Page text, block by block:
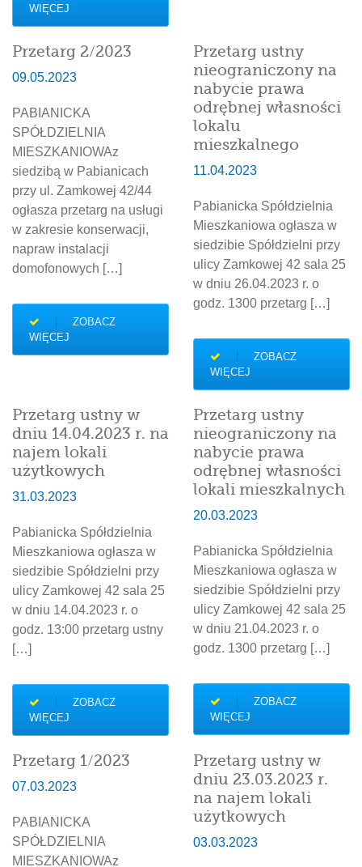
WIĘCEJ
Przetarg 2/2023
09.05.2023
PABIANICKA
SPÓŁDZIELNIA
MIESZKANIOWAz
siedzibą w Pabianicach
przy ul. Zamkowej 42/44
ogłasza przetarg na usługi
w zakresie konserwacji,
napraw instalacji
domofonowych […]
ZOBACZ
WIĘCEJ
Przetarg ustny
nieograniczony na
nabycie prawa
odrębnej własności
lokalu
mieszkalnego
11.04.2023
Pabianicka Spółdzielnia
Mieszkaniowa ogłasza w
siedzibie Spółdzielni przy
ulicy Zamkowej 42 sala 25
w dniu 26.04.2023 r. o
godz. 1300 przetarg […]
ZOBACZ
WIĘCEJ
Przetarg ustny w
dniu 14.04.2023 r. na
najem lokali
użytkowych
31.03.2023
Pabianicka Spółdzielnia
Mieszkaniowa ogłasza w
siedzibie Spółdzielni przy
ulicy Zamkowej 42 sala 25
w dniu 14.04.2023 r. o
godz. 13:00 przetarg ustny
[…]
ZOBACZ
WIĘCEJ
Przetarg ustny
nieograniczony na
nabycie prawa
odrębnej własności
lokali mieszkalnych
20.03.2023
Pabianicka Spółdzielnia
Mieszkaniowa ogłasza w
siedzibie Spółdzielni przy
ulicy Zamkowej 42 sala 25
w dniu 21.04.2023 r. o
godz. 1300 przetarg […]
ZOBACZ
WIĘCEJ
Przetarg 1/2023
07.03.2023
PABIANICKA
SPÓŁDZIELNIA
MIESZKANIOWAz
Przetarg ustny w
dniu 23.03.2023 r.
na najem lokali
użytkowych
03.03.2023